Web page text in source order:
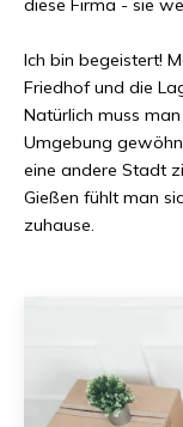
diese Firma - sie
Ich bin begeistert!
Friedhof und die
Natürlich muss
Umgebung
eine andere Stadt
Gießen fühlt man
zuhause.